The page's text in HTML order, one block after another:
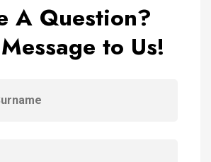
A Question?
to Us!